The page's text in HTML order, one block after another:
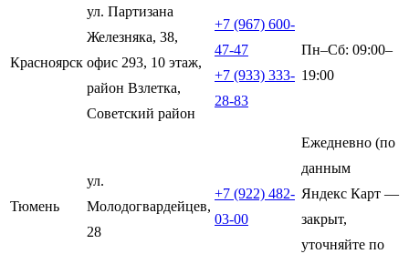
Красноярск
ул. Партизана
Железняка, 38,
офис 293, 10 этаж,
район Взлетка,
Советский район
+7 (967) 600-
47-47
+7 (933) 333-
28-83
Пн–Сб: 09:00–
19:00
Тюмень
ул.
Молодогвардейцев,
28
+7 (922) 482-
03-00
Ежедневно (по
данным
Яндекс Карт —
закрыт,
уточняйте по